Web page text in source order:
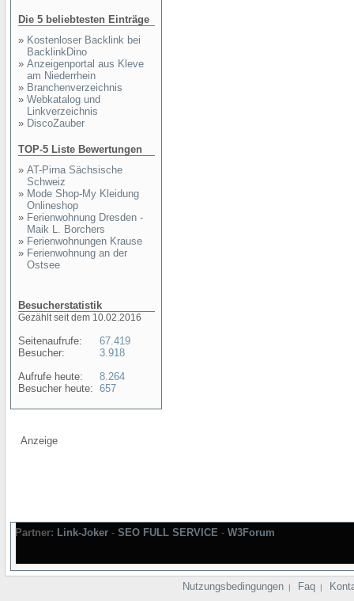
Die 5 beliebtesten Einträge
» Kostenloser Backlink bei
BacklinkDino
» Anzeigenportal aus Kleve
am Niederrhein
» Branchenverzeichnis
» Webkatalog und
Linkverzeichnis
» DiscoZauber
TOP-5 Liste Bewertungen
» AT-Pirna Sächsische
Schweiz
» Mode Shop-My Kleidung
Onlineshop
» Ferienwohnung Dresden -
Maik L. Borchers
» Ferienwohnungen Krause
» Ferienwohnung an der
Ostsee
Besucherstatistik
Gezählt seit dem 10.02.2016
Seitenaufrufe:
Besucher:
Aufrufe heute:
Besucher heute:
67.419
3.918
8.264
657
Anzeige
Partner: Link-Joker - SEO FULL SERVICE - W3Forum
Nutzungsbedingungen | Faq |